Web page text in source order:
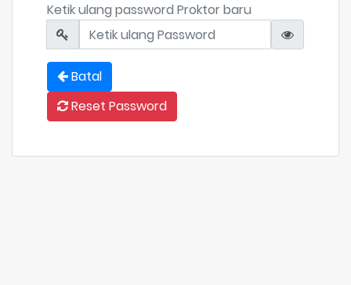
Ketik ulang password Proktor baru
Batal
Reset Password